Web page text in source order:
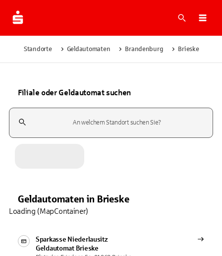
Suche
Standorte Geldautomaten Brandenburg Brieske
Filiale oder Geldautomat suchen
Suchfeld
Geldautomaten in Brieske
Sparkasse Niederlausitz
Geldautomat Brieske
Loading (MapContainer)